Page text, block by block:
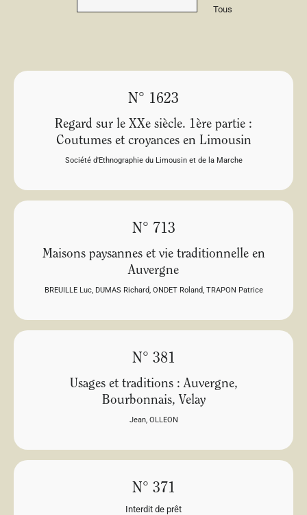
Tous
N° 1623
Regard sur le XXe siècle. 1ère partie :
Coutumes et croyances en Limousin
Société d'Ethnographie du Limousin et de la Marche
N° 713
Maisons paysannes et vie traditionnelle en
Auvergne
BREUILLE Luc, DUMAS Richard, ONDET Roland, TRAPON Patrice
N° 381
Usages et traditions : Auvergne,
Bourbonnais, Velay
Jean, OLLEON
N° 371
Interdit de prêt